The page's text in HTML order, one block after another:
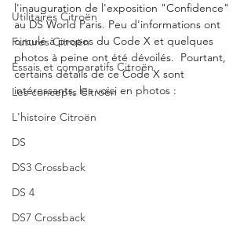
Utilitaires Citroën
Futures Citroën
Essais et comparatifs Citroën
Les concepts Citroën
L'histoire Citroën
DS
DS3 Crossback
DS 4
DS7 Crossback
l'inauguration de l'exposition "Confidence"
au DS World Paris. Peu d'informations ont
circulé à propos du Code X et quelques
photos à peine ont été dévoilés.  Pourtant,
certains détails de ce Code X sont
intéressants, les voici en photos :